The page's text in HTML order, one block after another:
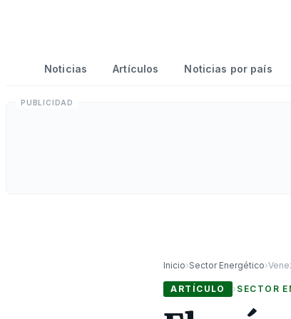
Noticias Artículos Noticias por país
Inicio›Sector Energético›
ARTÍCULO › SECTOR